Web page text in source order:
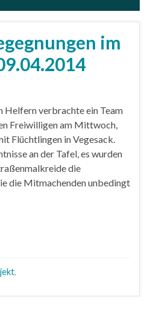
im
Helfern verbrachte ein Team
Freiwilligen am Mittwoch,
Flüchtlingen in Vegesack.
an der Tafel, es wurden
die
die Mitmachenden unbedingt
,